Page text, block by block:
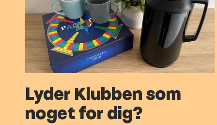
Lyder Klubben som
noget for dig?